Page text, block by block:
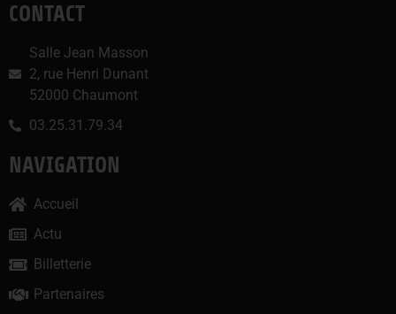
CONTACT
Salle Jean Masson
2, rue Henri Dunant
52000 Chaumont
03.25.31.79.34
NAVIGATION
Accueil
Actu
Billetterie
Partenaires